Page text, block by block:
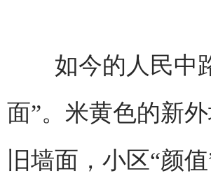
如今的人民中路
面”。米黄色的新
旧墙面，小区“颜